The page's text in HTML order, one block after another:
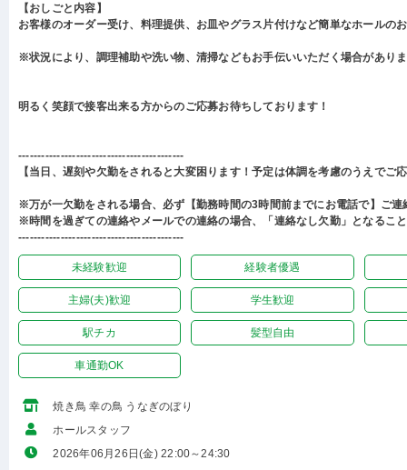
【おしごと内容】
お客様のオーダー受け、料理提供、お皿やグラス片付けなど簡単なホールの
※状況により、調理補助や洗い物、清掃などもお手伝いいただく場合があり
明るく笑顔で接客出来る方からのご応募お待ちしております！
-------------------------------------------
【当日、遅刻や欠勤をされると大変困ります！予定は体調を考慮のうえでご
※万が一欠勤をされる場合、必ず【勤務時間の3時間前までにお電話で】ご連
※時間を過ぎての連絡やメールでの連絡の場合、「連絡なし欠勤」となるこ
-------------------------------------------
未経験歓迎 経験者優遇
主婦(夫)歓迎 学生歓迎
駅チカ 髪型自由
車通勤OK
焼き鳥 幸の鳥 うなぎのぼり
ホールスタッフ
2026年06月26日(金) 22:00～24:30